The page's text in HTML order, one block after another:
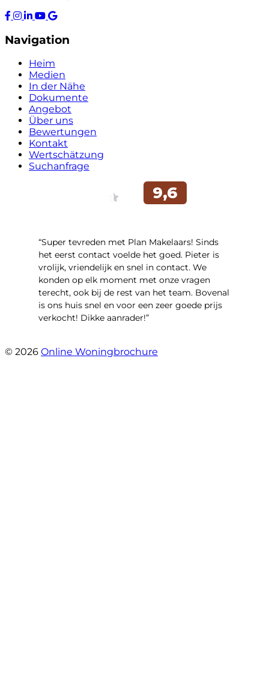
Navigation
Heim
Medien
In der Nähe
Dokumente
Angebot
Über uns
Bewertungen
Kontakt
Wertschätzung
Suchanfrage
“Super tevreden met Plan Makelaars! Sinds
het eerst contact voelde het goed. Pieter is
vrolijk, vriendelijk en snel in contact. We
konden op elk moment met onze vragen
terecht, ook bij de rest van het team. Bovenal
is ons huis snel en voor een zeer goede prijs
verkocht! Dikke aanrader!”
© 2026 Online Woningbrochure